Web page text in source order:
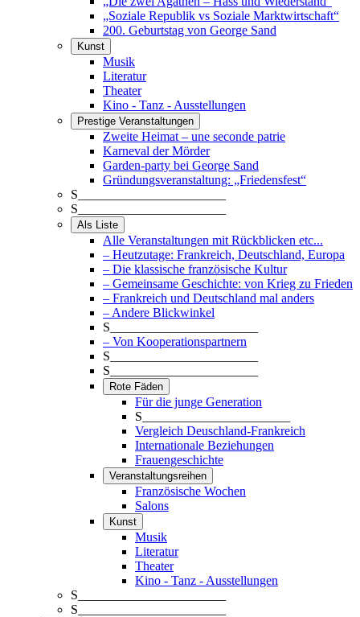
„Soziale Republik vs Soziale Marktwirtschaft“
200. Geburtstag von George Sand
Kunst
Musik
Literatur
Theater
Kino - Tanz - Ausstellungen
Prestige Veranstaltungen
Zweite Heimat – une seconde patrie
Karneval der Mörder
Garden-party bei George Sand
Gründungsveranstaltung: „Friedensfest“
S_______________________
S_______________________
Als Liste
Alle Veranstaltungen mit Rückblicken etc...
– Heutzutage: Frankreich, Deutschland, Europa
– Die klassische französische Kultur
– Gemeinsame Geschichte: von Krieg zu Frieden
– Frankreich und Deutschland mal anders
– Andere Blickwinkel
S_______________________
– Von Kooperationspartnern
S_______________________
S_______________________
Rote Fäden
Für die junge Generation
S_______________________
Vergleich Deuschland-Frankreich
Internationale Beziehungen
Frauengeschichte
Veranstaltungsreihen
Französische Wochen
Salons
Kunst
Musik
Literatur
Theater
Kino - Tanz - Ausstellungen
S_______________________
S_______________________